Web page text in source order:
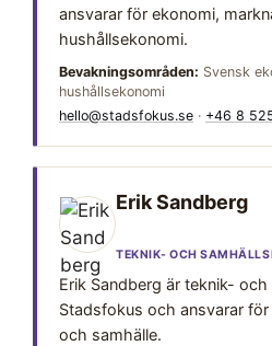
ansvarar för ekonomi,
hushållsekonomi.
Bevakningsområden: Svensk
hushållsekonomi
hello@stadsfokus.se · +46 8
Erik Sandberg
TEKNIK- OCH
Erik Sandberg är teknik-
Stadsfokus och ansvarar
och samhälle.